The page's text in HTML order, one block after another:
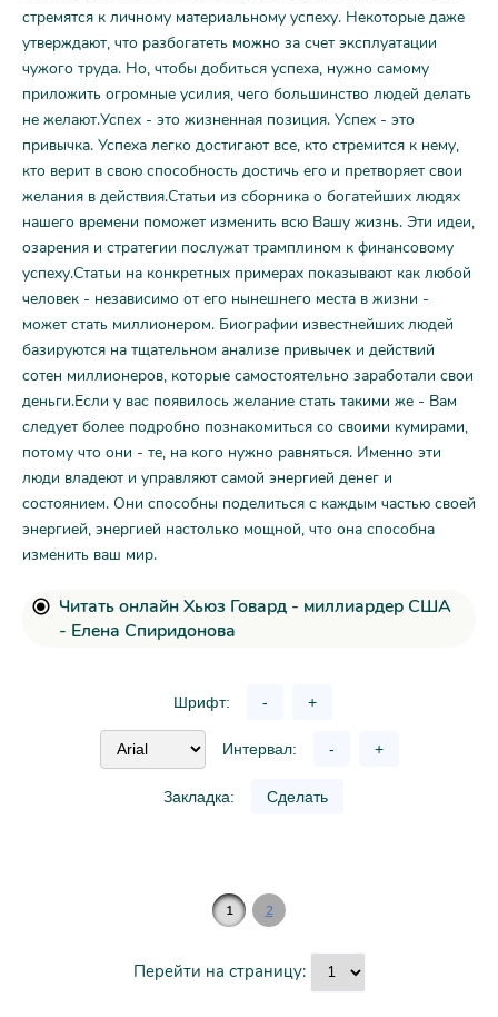
стремятся к личному материальному успеху. Некоторые даже
утверждают, что разбогатеть можно за счет эксплуатации
чужого труда. Но, чтобы добиться успеха, нужно самому
приложить огромные усилия, чего большинство людей делать
не желают.Успех - это жизненная позиция. Успех - это
привычка. Успеха легко достигают все, кто стремится к нему,
кто верит в свою способность достичь его и претворяет свои
желания в действия.Статьи из сборника о богатейших людях
нашего времени поможет изменить всю Вашу жизнь. Эти идеи,
озарения и стратегии послужат трамплином к финансовому
успеху.Статьи на конкретных примерах показывают как любой
человек - независимо от его нынешнего места в жизни -
может стать миллионером. Биографии известнейших людей
базируются на тщательном анализе привычек и действий
сотен миллионеров, которые самостоятельно заработали свои
деньги.Если у вас появилось желание стать такими же - Вам
следует более подробно познакомиться со своими кумирами,
потому что они - те, на кого нужно равняться. Именно эти
люди владеют и управляют самой энергией денег и
состоянием. Они способны поделиться с каждым частью своей
энергией, энергией настолько мощной, что она способна
изменить ваш мир.
Читать онлайн Хьюз Говард - миллиардер США
- Елена Спиридонова
Шрифт: - +
Интервал: - +
Закладка: Сделать
1 2
Перейти на страницу: